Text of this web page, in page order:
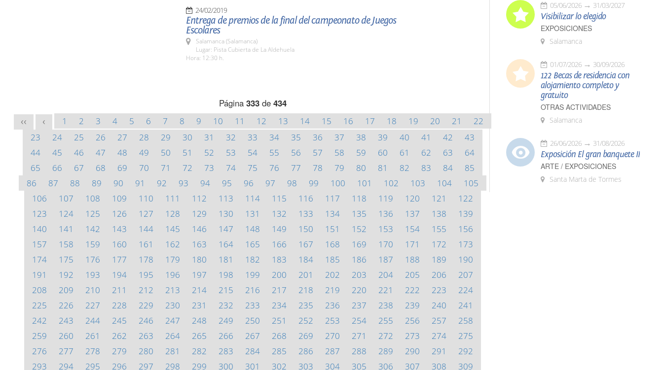
24/02/2019
Entrega de premios de la final del campeonato de Juegos
Escolares
Salamanca (Salamanca)
Lugar: Pista Cubierta de La Aldehuela
Hora: 12:30 h.
Página 333de 434
<< < 1 2 3 4 5 6 7 8 9 10 11 12 13 14 15 16 17 18 19 20 21
22
23
24 25 26 27 28 29 30 31 32 33 34 35 36 37 38 39 40 41 42
43
44
45 46 47 48 49 50 51 52 53 54 55 56 57 58 59 60 61 62 63
64
65
66 67 68 69 70 71 72 73 74 75 76 77 78 79 80 81 82 83 84
85
86
87 88 89 90 91 92 93 94 95 96 97 98 99 100 101 102 103 104
105
106
107 108 109 110 111 112 113 114 115 116 117 118 119 120 121
122
123
124 125 126 127 128 129 130 131 132 133 134 135 136 137 138
139
140
141 142 143 144 145 146 147 148 149 150 151 152 153 154 155
156
157
158 159 160 161 162 163 164 165 166 167 168 169 170 171 172
173
174
175 176 177 178 179 180 181 182 183 184 185 186 187 188 189
190
191
192 193 194 195 196 197 198 199 200 201 202 203 204 205 206
207
208
209 210 211 212 213 214 215 216 217 218 219 220 221 222 223
224
225
226 227 228 229 230 231 232 233 234 235 236 237 238 239 240
241
242
243 244 245 246 247 248 249 250 251 252 253 254 255 256 257
258
259
260 261 262 263 264 265 266 267 268 269 270 271 272 273 274
275
276
277 278 279 280 281 282 283 284 285 286 287 288 289 290 291
292
293
294 295 296 297 298 299 300 301 302 303 304 305 306 307 308 309
05/06/2026 31/03/2027
Visibilizar lo elegido
EXPOSICIONES
Salamanca
01/07/2026 30/09/2026
122 Becas de residencia con
alojamiento completo y
gratuito
OTRAS ACTIVIDADES
Salamanca
26/06/2026 31/08/2026
Exposición El gran banquete II
ARTE / EXPOSICIONES
Santa Marta de Tormes